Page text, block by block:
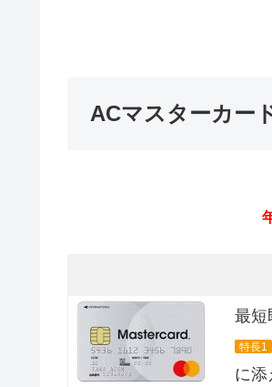
ACマスターカー
最短
特長1
に添